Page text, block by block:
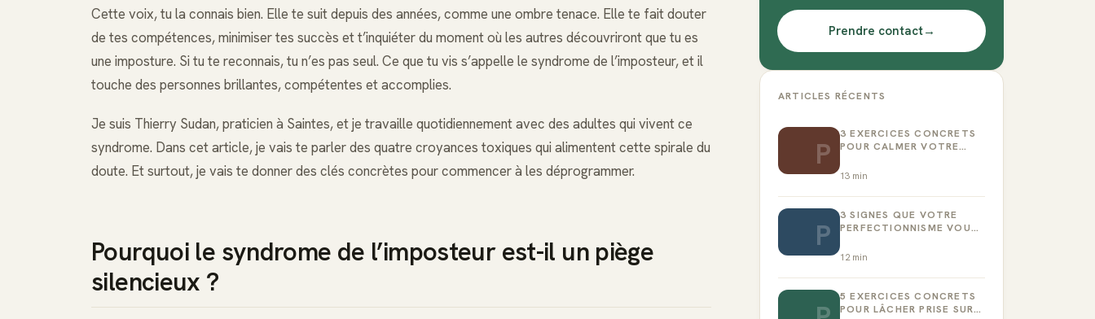
Cette voix, tu la connais bien. Elle te suit depuis des années, comme une ombre tenace. Elle te fait douter
de tes compétences, minimiser tes succès et t’inquiéter du moment où les autres découvriront que tu es
une imposture. Si tu te reconnais, tu n’es pas seul. Ce que tu vis s’appelle le syndrome de l’imposteur, et il
touche des personnes brillantes, compétentes et accomplies.
Je suis Thierry Sudan, praticien à Saintes, et je travaille quotidiennement avec des adultes qui vivent ce
syndrome. Dans cet article, je vais te parler des quatre croyances toxiques qui alimentent cette spirale du
doute. Et surtout, je vais te donner des clés concrètes pour commencer à les déprogrammer.
Pourquoi le syndrome de l’imposteur est-il un piège
silencieux ?
Prendre contact→
ARTICLES RÉCENTS
P
3 EXERCICES CONCRETS
POUR CALMER VOTRE
13 min
P
3 SIGNES QUE VOTRE
PERFECTIONNISME VOUS
12min
5 EXERCICES CONCRETS
POUR LÂCHER PRISE SUR